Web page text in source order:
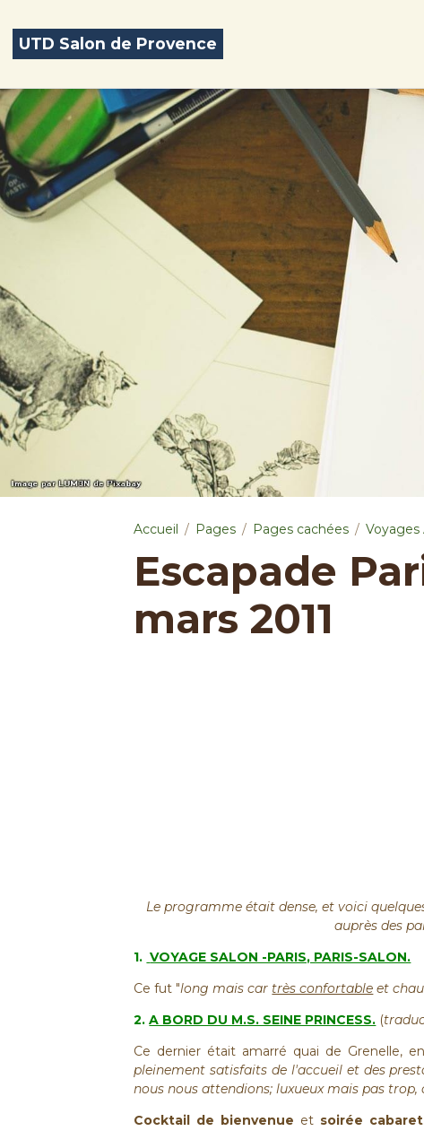
UTD Salon de Provence
Accueil Pages Pages cachées Voyages
Escapade
mars 2011
Le programme était dense, et voici
auprès des
1. VOYAGE SALON -PARIS, PARIS-SALON.
Ce fut "long mais car très confortable et
2.A BORD DU M.S. SEINE PRINCESS. (
Ce dernier était amarré quai de Grenelle,
pleinement satisfaits de l'accueil et des
nous nous attendions; luxueux mais pas trop,
Cocktail de bienvenue et soirée